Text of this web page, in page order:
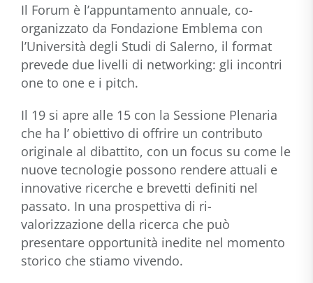
Il Forum è l’appuntamento annuale, co-
organizzato da Fondazione Emblema con
l’Università degli Studi di Salerno, il format
prevede due livelli di networking: gli incontri
one to one e i pitch.
Il 19 si apre alle 15 con la Sessione Plenaria
che ha l’ obiettivo di offrire un contributo
originale al dibattito, con un focus su come le
nuove tecnologie possono rendere attuali e
innovative ricerche e brevetti definiti nel
passato. In una prospettiva di ri-
valorizzazione della ricerca che può
presentare opportunità inedite nel momento
storico che stiamo vivendo.